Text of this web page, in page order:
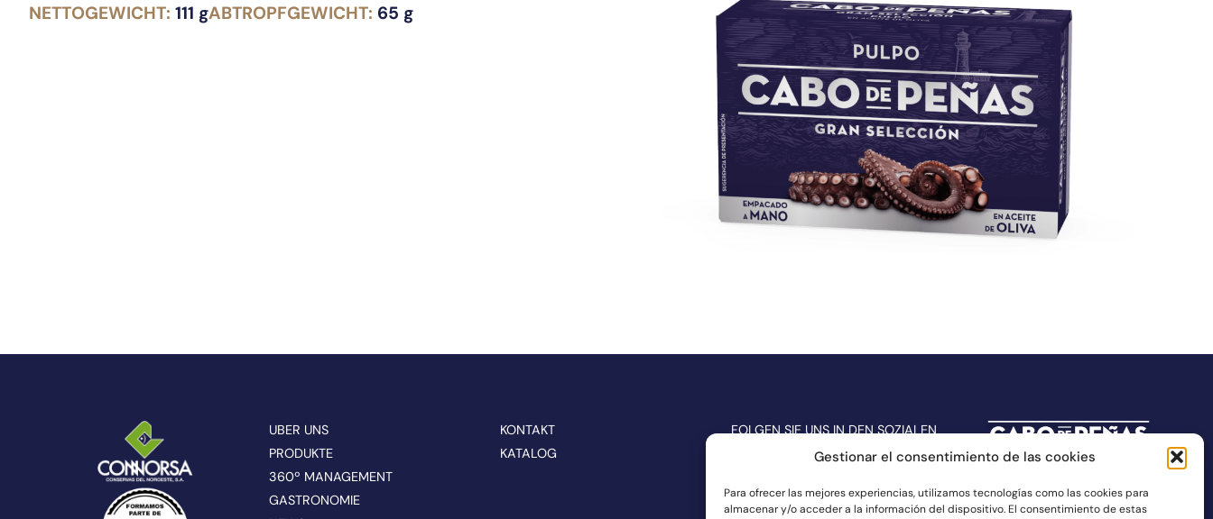
Gestionar el consentimiento de las cookies
Para ofrecer las mejores experiencias, utilizamos tecnologías como las cookies para
almacenar y/o acceder a la información del dispositivo. El consentimiento de estas
NETTOGEWICHT: 111 gABTROPFGEWICHT: 65 g
UBER UNS
PRODUKTE
360º MANAGEMENT
GASTRONOMIE
KONTAKT
KATALOG
FOLGEN SIE UNS IN DEN SOZIALEN